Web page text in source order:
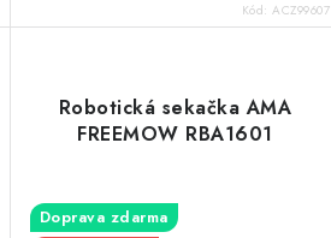
Kód:ACZ99607
Robotická sekačka AMA
FREEMOW RBA1601
Doprava zdarma